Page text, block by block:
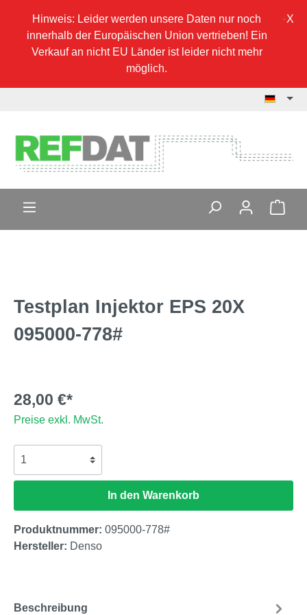
Hinweis: Leider werden unsere Daten nur noch
innerhalb der Europäischen Union vertrieben! Ein
Verkauf an nicht EU Länder ist leider nicht mehr
möglich.
Testplan Injektor EPS 20X
095000-778#
28,00 €*
Preise exkl. MwSt.
In den Warenkorb
Produktnummer: 095000-778#
Hersteller: Denso
Beschreibung